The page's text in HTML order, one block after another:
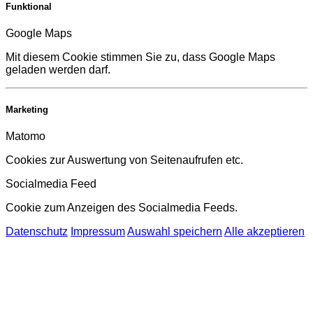
Funktional
Google Maps
Mit diesem Cookie stimmen Sie zu, dass Google Maps
geladen werden darf.
Marketing
Matomo
Cookies zur Auswertung von Seitenaufrufen etc.
Socialmedia Feed
Cookie zum Anzeigen des Socialmedia Feeds.
Datenschutz ImpressumAuswahl speichern Alle akzeptieren